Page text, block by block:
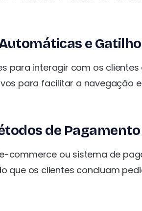
e
para interagir com os
para facilitar a navegação
de Pagamento
commerce ou sistema de
que os clientes concluam